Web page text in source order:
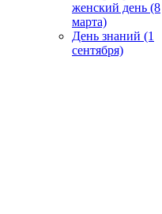
женский день (8
марта)
День знаний (1
сентября)